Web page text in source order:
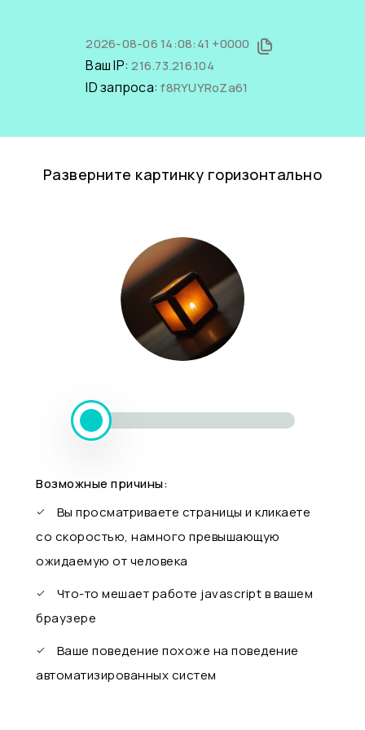
2026-08-06 14:08:41 +0000
Ваш IP:216.73.216.104
ID запроса:f8RYUYRoZa61
Разверните картинку горизонтально
Возможные причины:
Вы просматриваете страницы и кликаете
со скоростью, намного превышающую
ожидаемую от человека
Что-то мешает работе javascript в вашем
браузере
Ваше поведение похоже на поведение
автоматизированных систем